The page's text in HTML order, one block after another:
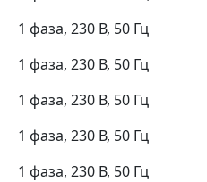
1 фаза, 230 В, 50 Гц
1 фаза, 230 В, 50 Гц
1 фаза, 230 В, 50 Гц
1 фаза, 230 В, 50 Гц
1 фаза, 230 В, 50 Гц